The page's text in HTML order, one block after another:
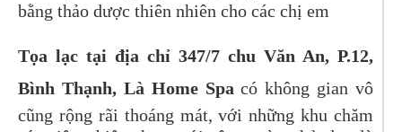
bằng thảo dược thiên nhiên cho các chị em
Tọa lạc tại địa chỉ 347/7 chu Văn An, P.12,
Bình Thạnh, Là Home Spa có không gian vô
cũng rộng rãi thoáng mát, với những khu chăm